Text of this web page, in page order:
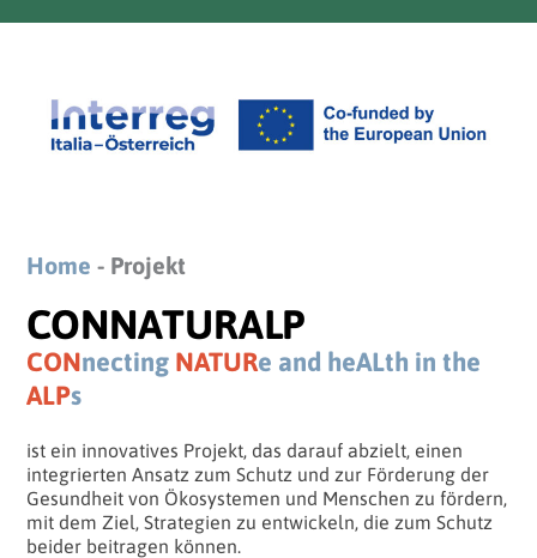
Home - Projekt
CONNATURALP
CONnecting NATURe and heALth in the
ALPs
ist ein innovatives Projekt, das darauf abzielt, einen
integrierten Ansatz zum Schutz und zur Förderung der
Gesundheit von Ökosystemen und Menschen zu fördern,
mit dem Ziel, Strategien zu entwickeln, die zum Schutz
beider beitragen können.